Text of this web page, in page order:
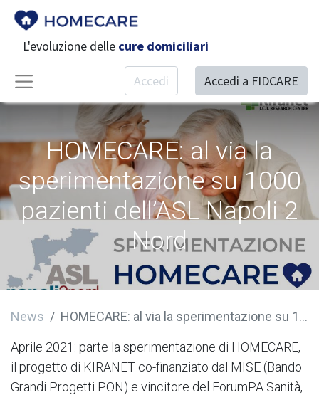
L'evoluzione delle cure domiciliari
Accedi Accedi a FIDCARE
HOMECARE: al via la
sperimentazione su 1000
pazienti dell’ASL Napoli 2
Nord
News HOMECARE: al via la sperimentazione su 1000 pazienti dell’ASL Napoli 2 Nord
Aprile 2021: parte la sperimentazione di HOMECARE,
il progetto di KIRANET co-finanziato dal MISE (Bando
Grandi Progetti PON) e vincitore del ForumPA Sanità,